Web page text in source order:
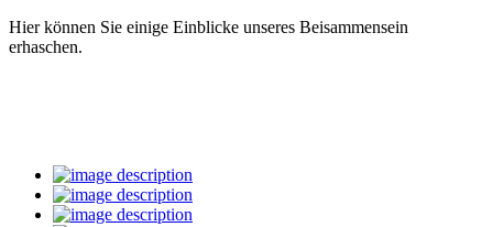
Hier können Sie einige Einblicke unseres Beisammensein
erhaschen.